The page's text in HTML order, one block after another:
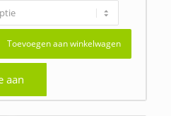
Toevoegen aan winkelwagen
aan